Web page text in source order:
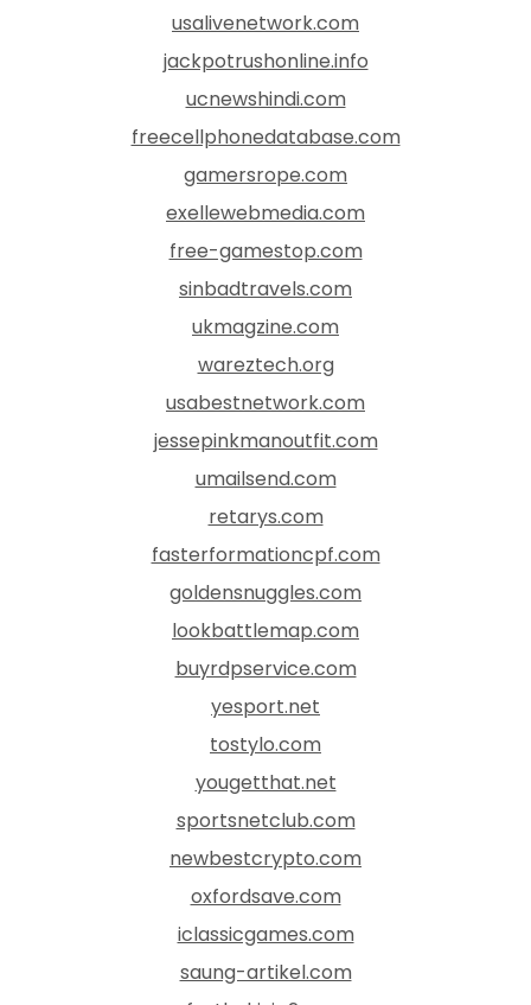
usalivenetwork.com
jackpotrushonline.info
ucnewshindi.com
freecellphonedatabase.com
gamersrope.com
exellewebmedia.com
free-gamestop.com
sinbadtravels.com
ukmagzine.com
wareztech.org
usabestnetwork.com
jessepinkmanoutfit.com
umailsend.com
retarys.com
fasterformationcpf.com
goldensnuggles.com
lookbattlemap.com
buyrdpservice.com
yesport.net
tostylo.com
yougetthat.net
sportsnetclub.com
newbestcrypto.com
oxfordsave.com
iclassicgames.com
saung-artikel.com